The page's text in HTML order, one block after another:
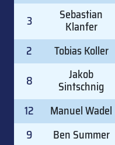
3
Sebastian
Klanfer
2
Tobias Koller
8
Jakob
Sintschnig
12
Manuel Wadel
9
Ben Summer